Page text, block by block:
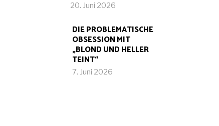
20. Juni 2026
DIE PROBLEMATISCHE
OBSESSION MIT
„BLOND UND HELLER
TEINT“
7. Juni 2026